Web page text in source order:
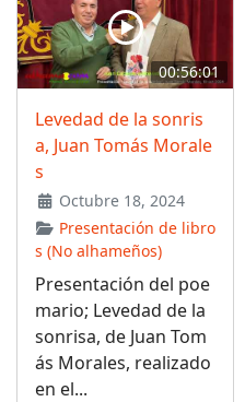
00:56:01
Levedad de la sonris
a, Juan Tomás Morale
s
Octubre 18, 2024
Presentación de libro
s (No alhameños)
Presentación del poe
mario; Levedad de la
sonrisa, de Juan Tom
ás Morales, realizado
en el...